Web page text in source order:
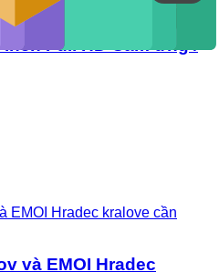
i5-1245U, RAM
inch Full HD Cảm ứng /
và EMOI Hradec